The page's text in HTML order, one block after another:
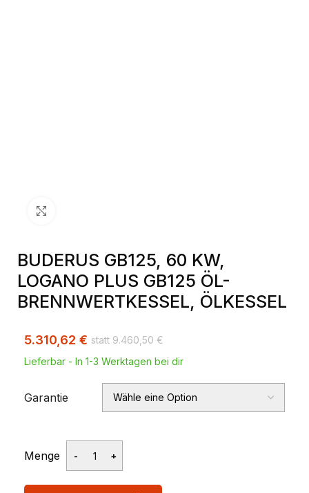
BUDERUS GB125, 60 KW,
LOGANO PLUS GB125 ÖL-
BRENNWERTKESSEL, ÖLKESSEL
9.460,50 €
5.310,62 €
Lieferbar - In 1-3 Werktagen bei dir
Garantie
Menge